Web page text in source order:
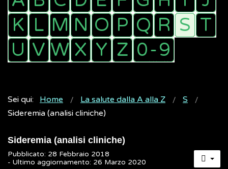
Sei qui: Home La salute dalla A alla Z
S
Sideremia (analisi cliniche)
Sideremia (analisi cliniche)
Pubblicato: 28 Febbraio 2018
- Ultimo aggiornamento: 26 Marzo 2020